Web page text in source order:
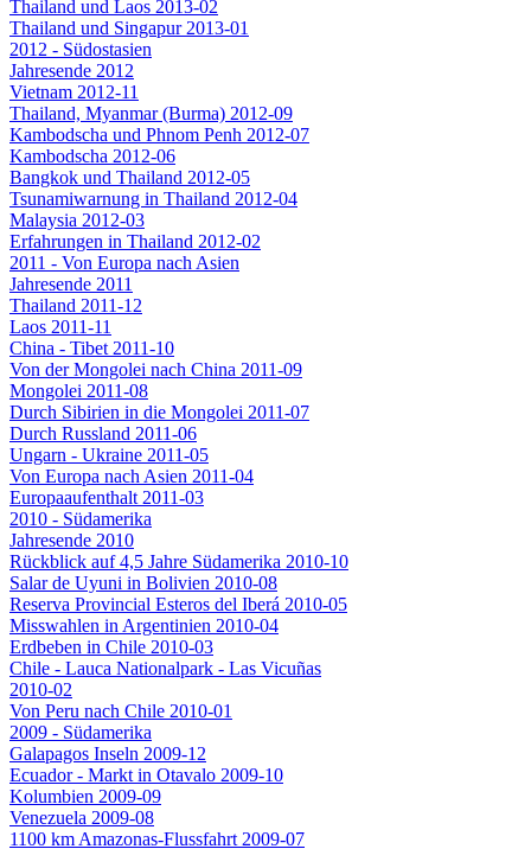
Thailand und Laos 2013-02
Thailand und Singapur 2013-01
2012 - Südostasien
Jahresende 2012
Vietnam 2012-11
Thailand, Myanmar (Burma) 2012-09
Kambodscha und Phnom Penh 2012-07
Kambodscha 2012-06
Bangkok und Thailand 2012-05
Tsunamiwarnung in Thailand 2012-04
Malaysia 2012-03
Erfahrungen in Thailand 2012-02
2011 - Von Europa nach Asien
Jahresende 2011
Thailand 2011-12
Laos 2011-11
China - Tibet 2011-10
Von der Mongolei nach China 2011-09
Mongolei 2011-08
Durch Sibirien in die Mongolei 2011-07
Durch Russland 2011-06
Ungarn - Ukraine 2011-05
Von Europa nach Asien 2011-04
Europaaufenthalt 2011-03
2010 - Südamerika
Jahresende 2010
Rückblick auf 4,5 Jahre Südamerika 2010-10
Salar de Uyuni in Bolivien 2010-08
Reserva Provincial Esteros del Iberá 2010-05
Misswahlen in Argentinien 2010-04
Erdbeben in Chile 2010-03
Chile - Lauca Nationalpark - Las Vicuñas
2010-02
Von Peru nach Chile 2010-01
2009 - Südamerika
Galapagos Inseln 2009-12
Ecuador - Markt in Otavalo 2009-10
Kolumbien 2009-09
Venezuela 2009-08
1100 km Amazonas-Flussfahrt 2009-07